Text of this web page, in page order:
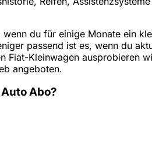
du für einige Monate ein
passend ist es, wenn du
Fiat-Kleinwagen ausprobieren
angeboten.
Abo?